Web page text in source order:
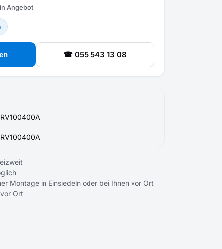
Angebot
☎ 055 543 13 08
Montage in Einsiedeln oder bei Ihnen vor Ort
Ort